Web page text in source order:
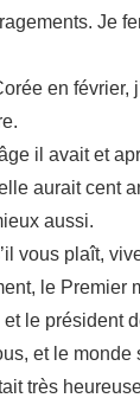
Je
en février,
il avait et
aurait cent
aussi.
vous plaît,
le Premier
le président
et le monde
très